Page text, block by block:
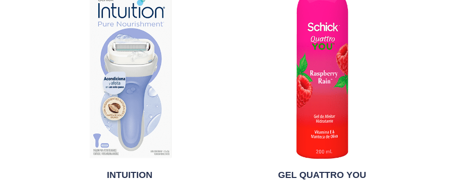
INTUITION GEL QUATTRO YOU